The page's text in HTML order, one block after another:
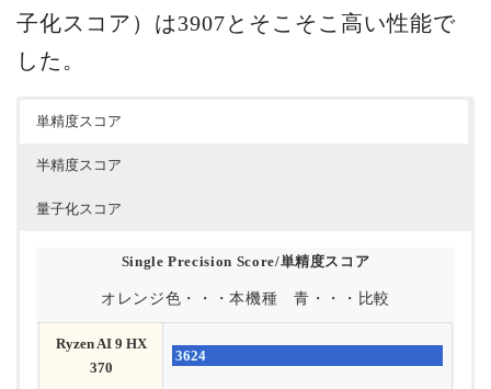
子化スコア）は3907とそこそこ高い性能で
した。
単精度スコア
半精度スコア
量子化スコア
Single Precision Score/単精度スコア
オレンジ色・・・本機種 青・・・比較
Ryzen AI 9 HX
370
3624